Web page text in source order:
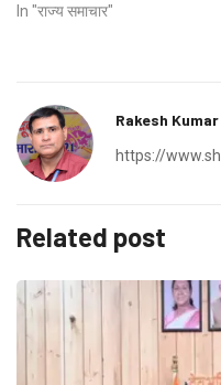
In "राज्य समाचार"
Rakesh
https://
Related post